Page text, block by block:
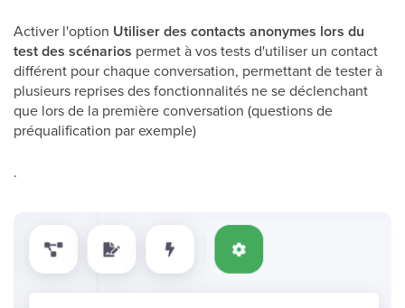
Activer l'option Utiliser des contacts anonymes lors du
test des scénarios permet à vos tests d'utiliser un contact
différent pour chaque conversation, permettant de tester à
plusieurs reprises des fonctionnalités ne se déclenchant
que lors de la première conversation (questions de
préqualification par exemple)
.